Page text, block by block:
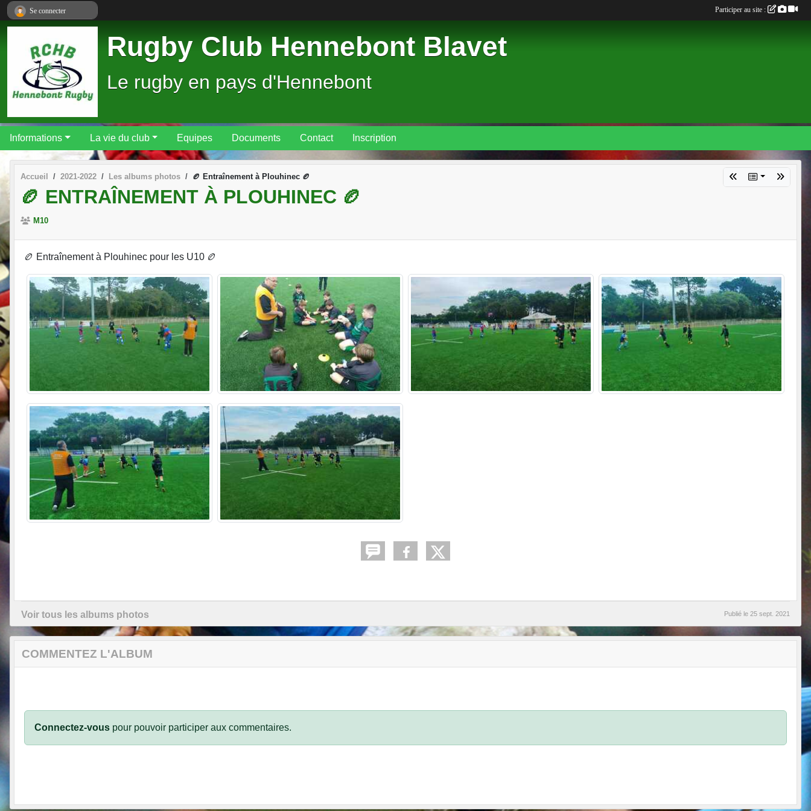
Rugby Club Hennebont Blavet
Le rugby en pays d'Hennebont
Informations La vie du club Equipes Documents Contact Inscription
Accueil 2021-2022 Les albums photos 🏉 Entraînement à Plouhinec 🏉
🏉 ENTRAÎNEMENT À PLOUHINEC 🏉
M10
🏉 Entraînement à Plouhinec pour les U10 🏉
Voir tous les albums photos Publié le 25 sept. 2021
COMMENTEZ L'ALBUM
Connectez-vous pour pouvoir participer aux commentaires.
Se connecter Participer au site :
Panneau de gestion des cookies